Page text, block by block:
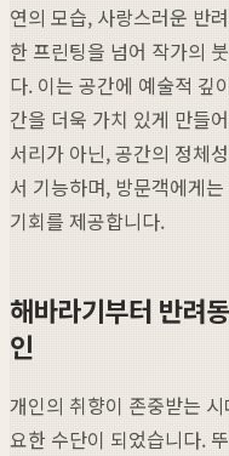
연의 모습, 사랑스러운 반
한 프린팅을 넘어 작가의
다. 이는 공간에 예술적 깊
간을 더욱 가치 있게 만들
서리가 아닌, 공간의 정체
서 기능하며, 방문객에게
기회를 제공합니다.
해바라기부터 반려
인
개인의 취향이 존중받는
요한 수단이 되었습니다.